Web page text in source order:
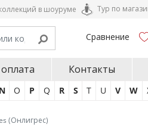
в шоуруме Тур по
Сравнение
Контакты
N O P Q R S T U V W
(Онлигрес)